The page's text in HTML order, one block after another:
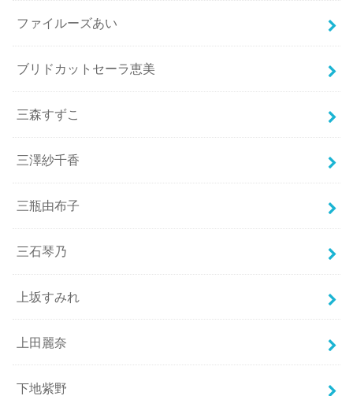
ファイルーズあい
ブリドカットセーラ恵美
三森すずこ
三澤紗千香
三瓶由布子
三石琴乃
上坂すみれ
上田麗奈
下地紫野